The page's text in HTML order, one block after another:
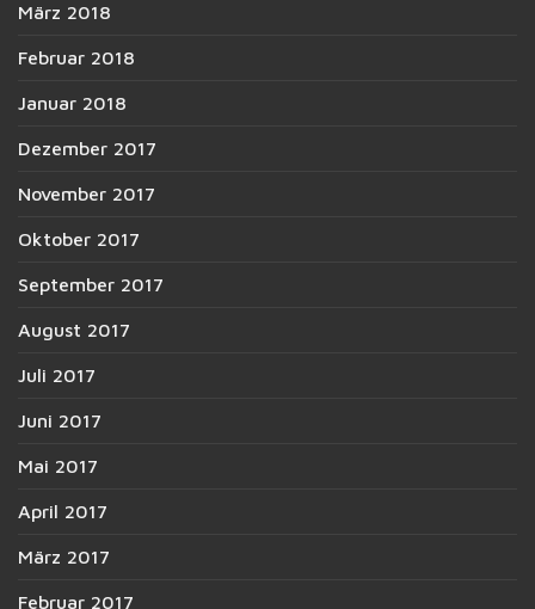
März 2018
Februar 2018
Januar 2018
Dezember 2017
November 2017
Oktober 2017
September 2017
August 2017
Juli 2017
Juni 2017
Mai 2017
April 2017
März 2017
Februar 2017